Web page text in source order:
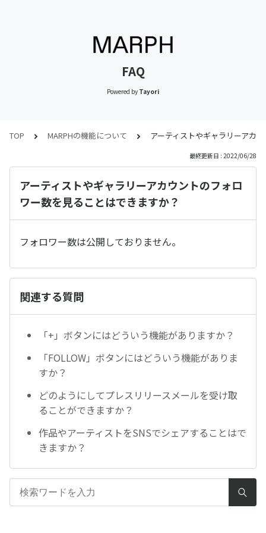
FAQ
Powered by Tayori
TOP MARPHの機能について アーティストやギャラリーアカ
最終更新日 : 2022/06/28
アーティストやギャラリーアカウントのフォロ
ワー数を見ることはできますか？
フォロワー数は公開しておりません。
関連する質問
「+」ボタンにはどういう機能がありますか？
「FOLLOW」ボタンにはどういう機能がありま
すか？
どのようにしてプレスリリースメールを受け取
ることができますか？
作品やアーティストをSNSでシェアすることはで
きますか？